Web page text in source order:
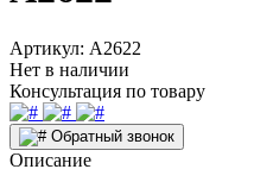
Артикул: A2622
Нет в наличии
Консультация по товару
Обратный звонок
Описание